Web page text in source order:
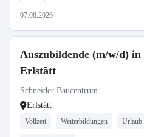
07.08.2026
Auszubildende (m/w/d) in
Erlstätt
Schneider Baucentrum
Erlstätt
Vollzeit Weiterbildungen Urlaub